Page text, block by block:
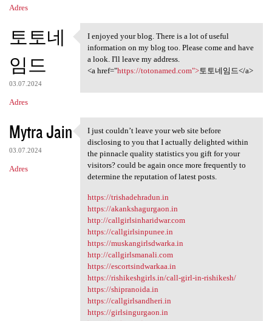
Adres
토토네
임드
03.07.2024
Adres
I enjoyed your blog. There is
I enjoyed your blog. There is a lot of useful
information on my blog too. Please come and have
a look. I'll leave my address.
<a href="https://totonamed.com">토토네임드</a>
Mytra Jain
03.07.2024
Adres
I just couldn’t leave your
I just couldn’t leave your web site before
disclosing to you that I actually delighted within
the pinnacle quality statistics you gift for your
visitors? could be again once more frequently to
determine the reputation of latest posts.
https://trishadehradun.in
https://akankshagurgaon.in
http://callgirlsinharidwar.com
https://callgirlsinpunee.in
https://muskangirlsdwarka.in
http://callgirlsmanali.com
https://escortsindwarkaa.in
https://rishikeshgirls.in/call-girl-in-rishikesh/
https://shipranoida.in
https://callgirlsandheri.in
https://girlsingurgaon.in